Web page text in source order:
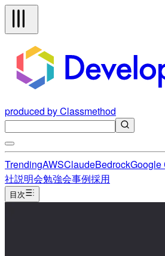
produced by Classmethod
TrendingAWSClaudeBedrockGoogle
社説明会勉強会事例採用
目次